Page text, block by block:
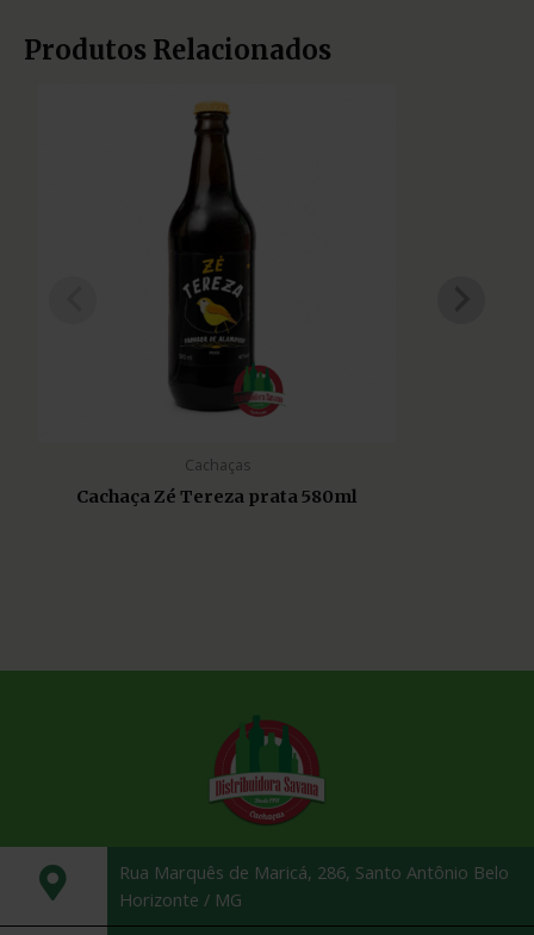
Produtos Relacionados
Cachaças
Cachaça Zé Tereza prata 580ml
Rua Marquês de Maricá, 286, Santo Antônio Belo
Horizonte / MG